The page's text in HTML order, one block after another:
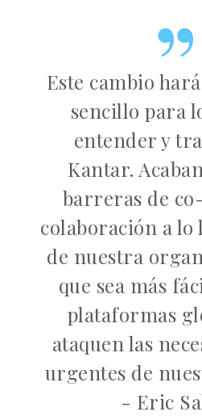
Este cambio
sencillo para
entender y
Kantar.
barreras de
colaboración a lo
de nuestra
que sea más
plataformas
ataquen las
urgentes de
- Eric